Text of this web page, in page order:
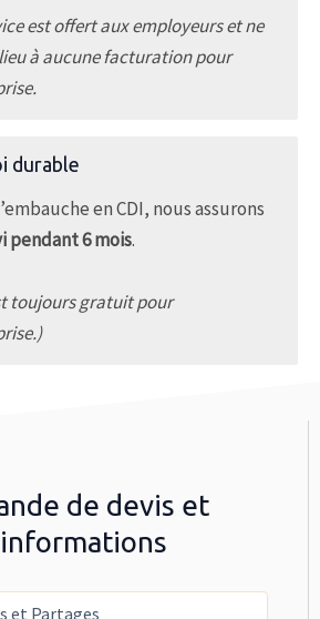
est offert aux employeurs et ne
à aucune facturation pour
durable
en CDI, nous assurons
pendant 6 mois.
toujours gratuit pour
de devis et